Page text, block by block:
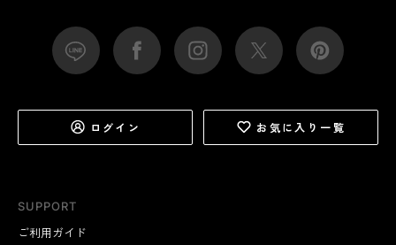
SUPPORT
ご利用ガイド
ログイン お気に入り一覧